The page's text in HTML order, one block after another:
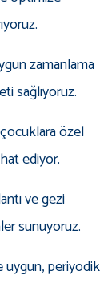
zamanlama
sağlıyoruz.
özel
ediyor.
ve gezi
sunuyoruz.
uygun, periyodik